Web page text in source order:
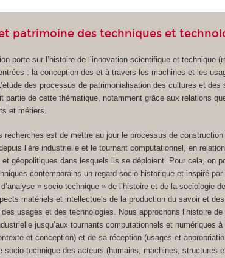
patrimoine des techniques et
porte sur l’histoire de l’innovation scientifique et technique
: la conception des et à travers les machines et les
des processus de patrimonialisation des cultures et
partie de cette thématique, notamment grâce aux relations
et métiers.
recherches est de mettre au jour le processus de
l’ère industrielle et le tournant computationnel, en
et géopolitiques dans lesquels ils se déploient. Pour cela, on
contemporains un regard socio-historique et inspiré
« socio-technique » de l’histoire et de la sociologie
matériels et intellectuels de la production du savoir et
usages et des technologies. Nous approchons l’histoire
jusqu’aux tournants computationnels et numériques
et conception) et de sa réception (usages et
socio-technique des acteurs (humains, machines, structures